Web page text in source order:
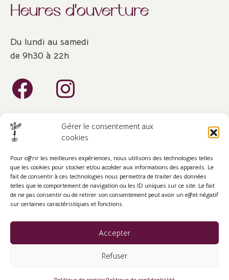
Gérer le consentement aux
cookies
Pour offrir les meilleures expériences, nous utilisons des technologies telles
que les cookies pour stocker et/ou accéder aux informations des appareils. Le
fait de consentir à ces technologies nous permettra de traiter des données
telles que le comportement de navigation ou les ID uniques sur ce site. Le fait
de ne pas consentir ou de retirer son consentement peut avoir un effet négatif
sur certaines caractéristiques et fonctions.
Accepter
Refuser
Heures d'ouverture
Du lundi au samedi
de 9h30 à 22h
©2023-2024. Tous droits réservés.
Mentions légales- Conditions générales de vente
Nos avis clients
Elodie Beauget - Comm El'